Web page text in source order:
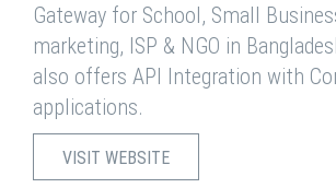
Gateway for School, Small
marketing, ISP & NGO in
also offers API Integration with
applications.
VISIT WEBSITE